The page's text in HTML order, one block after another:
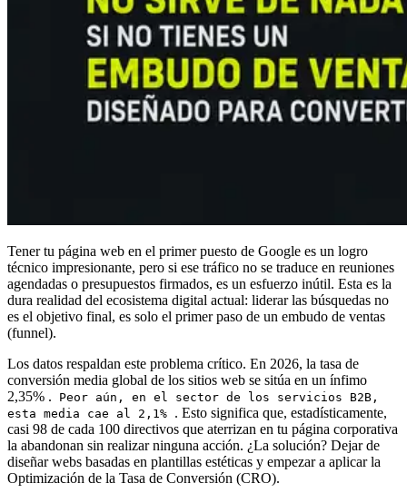
Tener tu página web en el primer puesto de Google es un logro
técnico impresionante, pero si ese tráfico no se traduce en reuniones
agendadas o presupuestos firmados, es un esfuerzo inútil. Esta es la
dura realidad del ecosistema digital actual: liderar las búsquedas no
es el objetivo final, es solo el primer paso de un embudo de ventas
(funnel).
Los datos respaldan este problema crítico. En 2026, la tasa de
conversión media global de los sitios web se sitúa en un ínfimo
2,35% . Peor aún, en el sector de los servicios B2B,
esta media cae al 2,1% . Esto significa que, estadísticamente,
casi 98 de cada 100 directivos que aterrizan en tu página corporativa
la abandonan sin realizar ninguna acción. ¿La solución? Dejar de
diseñar webs basadas en plantillas estéticas y empezar a aplicar la
Optimización de la Tasa de Conversión (CRO).